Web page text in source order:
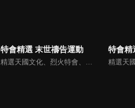
特會精選 末世禱告運動
精選天國文化、烈火特會、超自然大能與使徒性教會等特會，幫助我們更加明白神的心意，好讓我們的生命能走在神的道路上進入命定。